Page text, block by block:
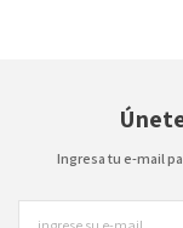
Ingresa tu e-mail